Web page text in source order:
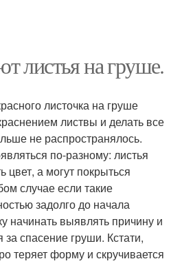
листья на груше.
листочка на груше
листвы и делать все
не распространялось.
по-разному: листья
цвет, а могут покрыться
случае если такие
задолго до начала
начинать выявлять причину и
спасение груши. Кстати,
теряет форму и скручивается